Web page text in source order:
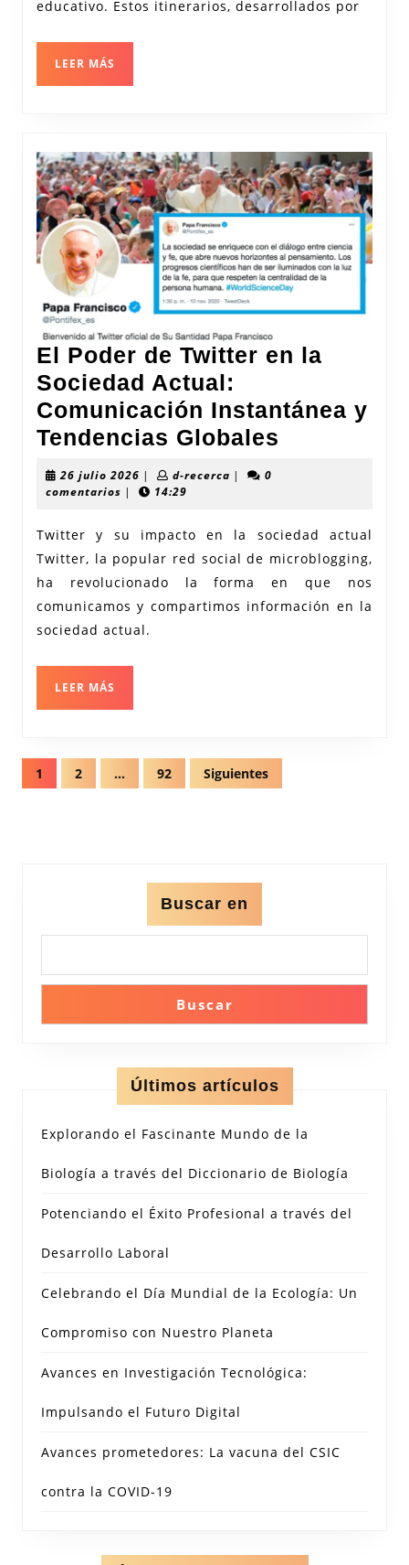
educativo. Estos itinerarios, desarrollados por
LEER MÁS
El Poder de Twitter en la
Sociedad Actual:
Comunicación Instantánea y
Tendencias Globales
en
la
Sociedad
Globales
26 julio 2026 26
julio
| d-recercad-|
0
comentarios | 14:29
Twitter y su impacto en la sociedad actual
Twitter, la popular red social de microblogging,
ha revolucionado la forma en que nos
comunicamos y compartimos información en la
sociedad actual.
LEER MÁS
Navegación
de
1 2 … 92 Siguientes
Buscar en
Buscar
Últimos artículos
Explorando el Fascinante Mundo de la
Biología a través del Diccionario de Biología
Potenciando el Éxito Profesional a través del
Desarrollo Laboral
Celebrando el Día Mundial de la Ecología: Un
Compromiso con Nuestro Planeta
Avances en Investigación Tecnológica:
Impulsando el Futuro Digital
Avances prometedores: La vacuna del CSIC
contra la COVID-19